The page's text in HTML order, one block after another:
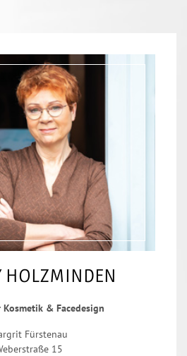
HOLZMINDEN
& Facedesign
Fürstenau
15